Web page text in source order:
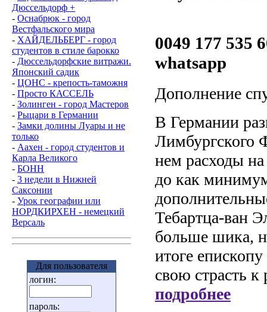
Дюссельдорф +
- Oснабрюк - город
Вестфальского мира
- ХАЙДЕЛЬБЕРГ - город
студентов в стиле барокко
- Дюссельдорфские витражи.
Японский садик
- ЦОНС - крепость-таможня
- Просто КАССЕЛЬ
- Золинген - город Мастеров
- Рыцари в Германии
- Замки долины Луары и не
только
- Aaхен - город студентов и
Карла Великого
- БОНН
- 3 недели в Нижней
Саксонии
- Урок географии или
НОРДКИРХЕН - немецкий
Версаль
Для пользователя
логин:
пароль:
0049 177 535
whatsapp
Дополнение
В Германии
Лимбургского
нем расходы
до как
Тебартца-ван
больше шика,
итоге
свою страсть
подробнее